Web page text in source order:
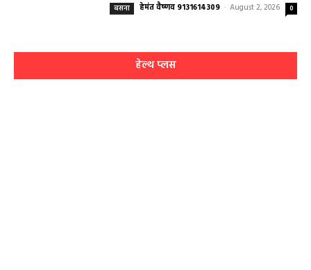
बसना हेमंत वैष्णव 9131614309 - August 2, 2026 0
हेल्थ प्लस